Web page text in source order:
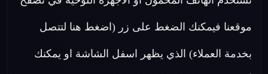
موقعنا فيمكنك الضغط على زر (اضغط هنا لتتصل
بخدمة العملاء) الذي يظهر اسفل الشاشة او يمكنك